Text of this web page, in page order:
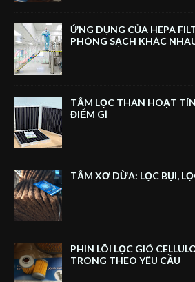
ỨNG DỤNG CỦA HEPA
PHÒNG SẠCH KHÁC
TẤM LỌC THAN HOẠT
ĐIỂM GÌ
TẤM XƠ DỪA: LỌC BỤI,
PHIN LÕI LỌC GIÓ
TRONG THEO YÊU CẦU